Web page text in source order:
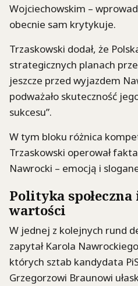
Wojciechowskim –
obecnie sam krytykuje.
Trzaskowski dodał, że
strategicznych planach
jeszcze przed wyjazdem
podważało skuteczność
sukcesu”.
W tym bloku różnica
Trzaskowski operował
Nawrocki – emocją i
Polityka
wartości
W jednej z kolejnych rund
zapytał Karola
których sztab kandydata
Grzegorzowi Braunowi